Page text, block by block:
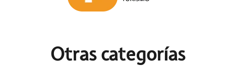
Otras categorías